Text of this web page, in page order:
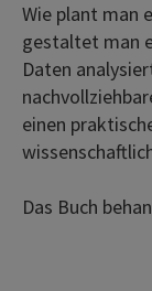
Wie plant man
gestaltet man
Daten
einen
Das Buch